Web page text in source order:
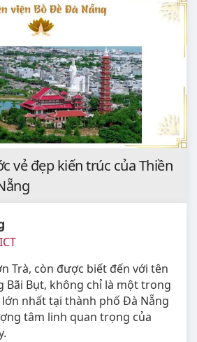
vẻ đẹp kiến trúc của Thiền
Trà, còn được biết đến với tên
Bãi Bụt, không chỉ là một trong
nhất tại thành phố Đà Nẵng
tâm linh quan trọng của